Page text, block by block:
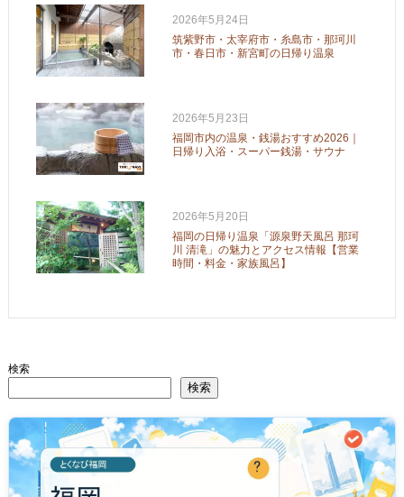
2026年5月24日
筑紫野市・太宰府市・糸島市・那珂川
市・春日市・新宮町の日帰り温泉
2026年5月23日
福岡市内の温泉・銭湯おすすめ2026｜
日帰り入浴・スーパー銭湯・サウナ
2026年5月20日
福岡の日帰り温泉「源泉野天風呂 那珂
川 清滝」の魅力とアクセス情報【営業
時間・料金・家族風呂】
検索
検索